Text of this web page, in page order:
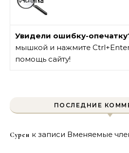
Увидели ошибку-
мышкой и нажмите
помощь сайту!
ПОСЛЕДНИЕ
Сурен к записи Вменяемые